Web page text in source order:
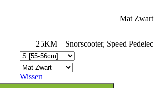
Mat Zwart
25KM – Snorscooter, Speed Pedelec
Wissen